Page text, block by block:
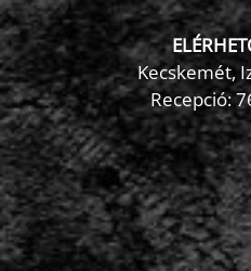
Kecskemét,
Recepció: